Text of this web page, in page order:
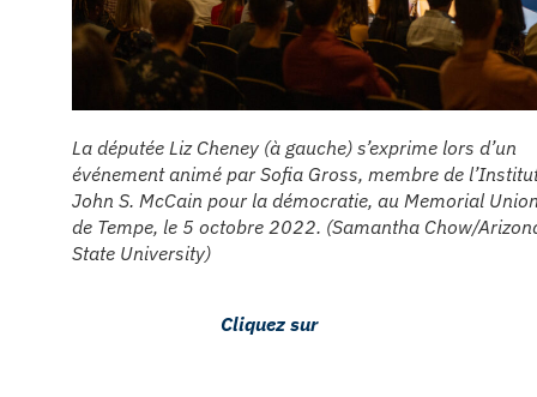
La députée Liz Cheney (à gauche) s’exprime lors d’un
événement animé par Sofia Gross, membre de
John S. McCain pour la démocratie, au Memorial
de Tempe, le 5 octobre 2022. (Samantha Chow/
State University)
Cliquez sur